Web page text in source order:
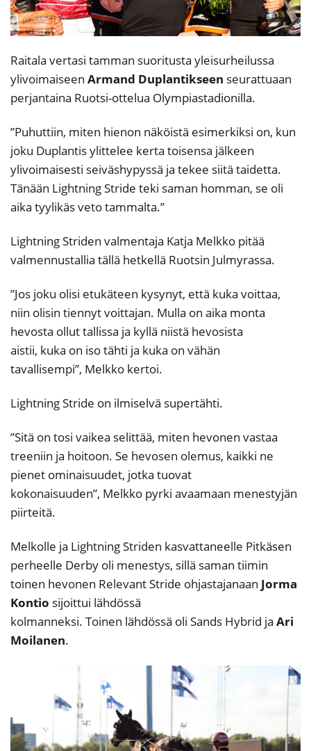
Raitala vertasi tamman suoritusta yleisurheilussa
ylivoimaiseen Armand Duplantikseen seurattuaan
perjantaina Ruotsi-ottelua Olympiastadionilla.
”Puhuttiin, miten hienon näköistä esimerkiksi on, kun
joku Duplantis ylittelee kerta toisensa jälkeen
ylivoimaisesti seiväshypyssä ja tekee siitä taidetta.
Tänään Lightning Stride teki saman homman, se oli
aika tyylikäs veto tammalta.”
Lightning Striden valmentaja Katja Melkko pitää
valmennustallia tällä hetkellä Ruotsin Julmyrassa.
”Jos joku olisi etukäteen kysynyt, että kuka voittaa,
niin olisin tiennyt voittajan. Mulla on aika monta
hevosta ollut tallissa ja kyllä niistä hevosista
aistii, kuka on iso tähti ja kuka on vähän
tavallisempi”, Melkko kertoi.
Lightning Stride on ilmiselvä supertähti.
”Sitä on tosi vaikea selittää, miten hevonen vastaa
treeniin ja hoitoon. Se hevosen olemus, kaikki ne
pienet ominaisuudet, jotka tuovat
kokonaisuuden”, Melkko pyrki avaamaan menestyjän
piirteitä.
Melkolle ja Lightning Striden kasvattaneelle Pitkäsen
perheelle Derby oli menestys, sillä saman tiimin
toinen hevonen Relevant Stride ohjastajanaan Jorma
Kontio sijoittui lähdössä
kolmanneksi. Toinen lähdössä oli Sands Hybrid ja Ari
Moilanen.